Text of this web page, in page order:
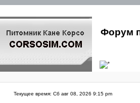
Форум
Текущее время: Сб авг 08, 2026 9:15 pm